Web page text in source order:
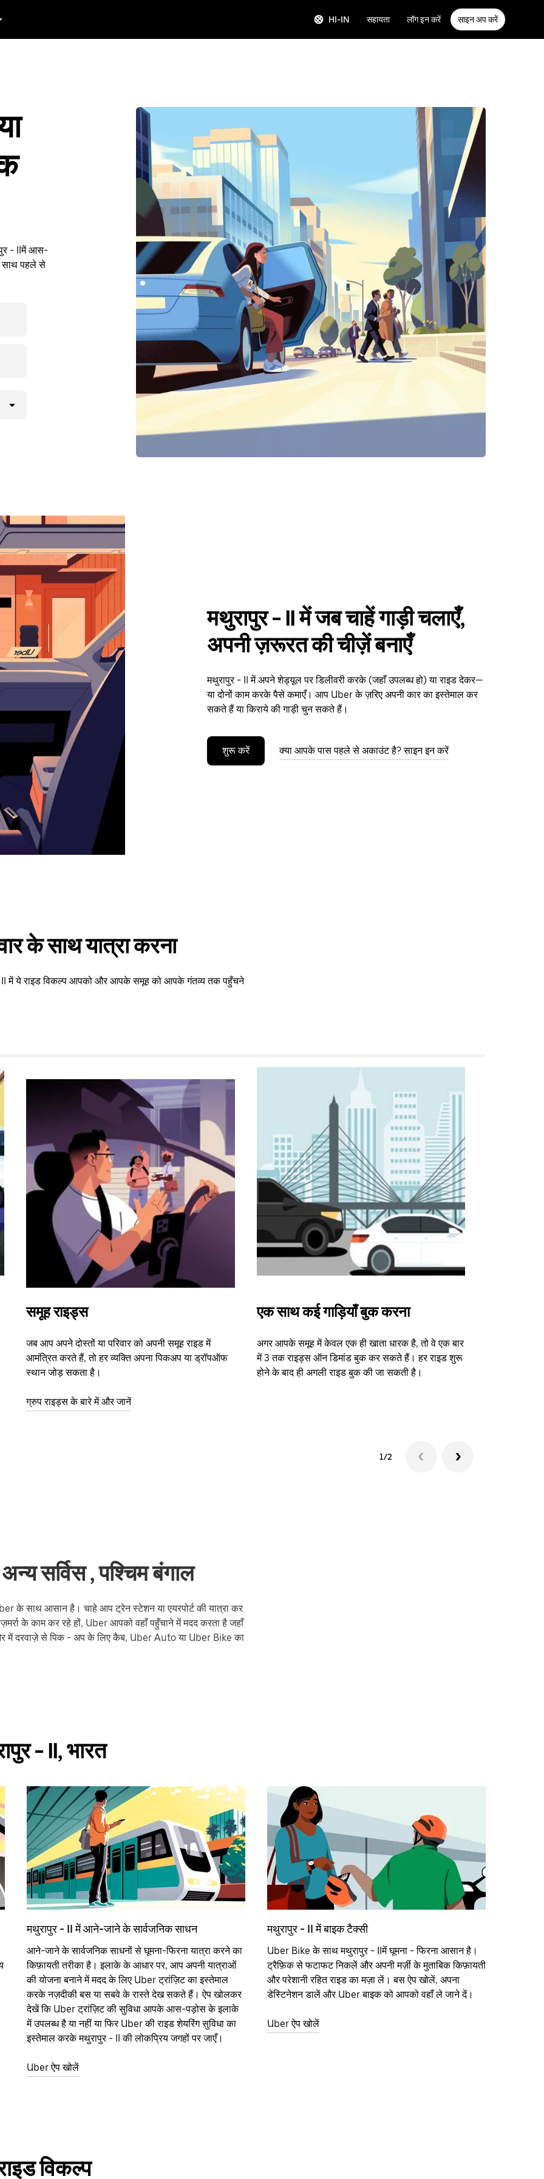
HI-IN सहायता लॉग इन करें साइन अप करें
- IIमें आस-
साथ पहले से
मथुरापुर - II में जब चाहें गाड़ी चलाएँ,
अपनी ज़रूरत की चीज़ें बनाएँ
मथुरापुर - II में अपने शेड्यूल पर डिलीवरी करके (जहाँ उपलब्ध हो) या राइड देकर—
या दोनों काम करके पैसे कमाएँ। आप Uber के ज़रिए अपनी कार का इस्तेमाल कर
सकते हैं या किराये की गाड़ी चुन सकते हैं।
शुरू करें क्या आपके पास पहले से अकाउंट है? साइन इन करें
के साथ यात्रा करना
- II में ये राइड विकल्प आपको और आपके समूह को आपके गंतव्य तक पहुँचने
समूह राइड्स
जब आप अपने दोस्तों या परिवार को अपनी समूह राइड में
आमंत्रित करते हैं, तो हर व्यक्ति अपना पिकअप या ड्रॉपऑफ
स्थान जोड़ सकता है।
ग्रुप राइड्स के बारे में और जानें
एक साथ कई गाड़ियाँ बुक करना
अगर आपके समूह में केवल एक ही खाता धारक है, तो वे एक बार
में 3 तक राइड्स ऑन डिमांड बुक कर सकते हैं। हर राइड शुरू
होने के बाद ही अगली राइड बुक की जा सकती है।
1/2
सर्विस , पश्चिम बंगाल
के साथ आसान है। चाहे आप ट्रेन स्टेशन या एयरपोर्ट की यात्रा कर
के काम कर रहे हों, Uber आपको वहाँ पहुँचाने में मदद करता है जहाँ
में दरवाज़े से पिक - अप के लिए कैब, Uber Auto या Uber Bike का
- II, भारत
मथुरापुर - II में आने-जाने के सार्वजनिक साधन
आने-जाने के सार्वजनिक साधनों से घूमना-फिरना यात्रा करने का
किफ़ायती तरीका है। इलाके के आधार पर, आप अपनी यात्राओं
की योजना बनाने में मदद के लिए Uber ट्रांज़िट का इस्तेमाल
करके नज़दीकी बस या सबवे के रास्ते देख सकते हैं। ऐप खोलकर
देखें कि Uber ट्रांज़िट की सुविधा आपके आस-पड़ोस के इलाके
में उपलब्ध है या नहीं या फिर Uber की राइड शेयरिंग सुविधा का
इस्तेमाल करके मथुरापुर - II की लोकप्रिय जगहों पर जाएँ।
Uber ऐप खोलें
मथुरापुर - II में बाइक टैक्सी
Uber Bike के साथ मथुरापुर - IIमें घूमना - फिरना आसान है।
ट्रैफ़िक से फटाफट निकलें और अपनी मर्ज़ी के मुताबिक किफ़ायती
और परेशानी रहित राइड का मज़ा लें। बस ऐप खोलें, अपना
डेस्टिनेशन डालें और Uber बाइक को आपको वहाँ ले जाने दें।
Uber ऐप खोलें
विकल्प